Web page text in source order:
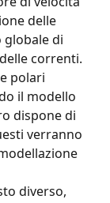
delle
di
correnti.
polari
il modello
dispone di
verranno
diverso,